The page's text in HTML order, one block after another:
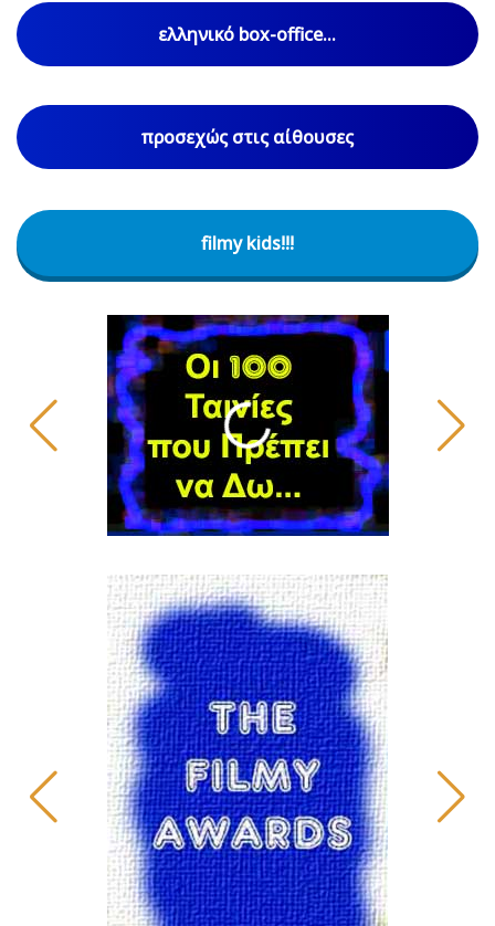
ελληνικό box-office...
προσεχώς στις αίθουσες
filmy kids!!!